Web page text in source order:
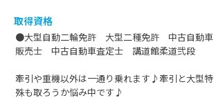
取得資格
●大型自動二輪免許 大型二種免許 中古自動車
販売士 中古自動車査定士 講道館柔道弐段
牽引や重機以外は一通り乗れます♪牽引と大型特
殊も取ろうか悩み中です♪